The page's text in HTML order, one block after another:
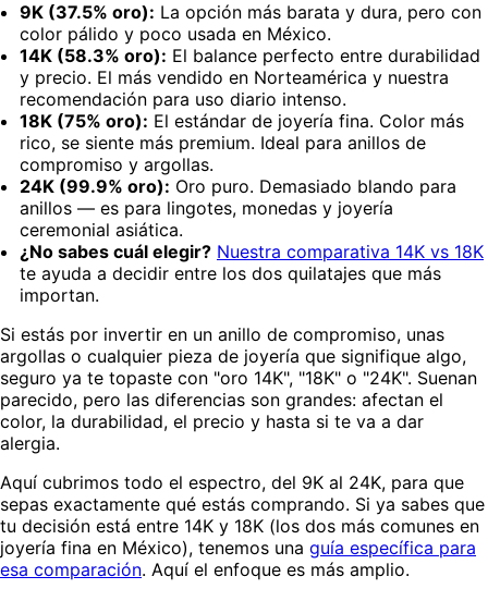
9K (37.5% oro): La opción más barata y dura, pero con
color pálido y poco usada en México.
14K (58.3% oro): El balance perfecto entre durabilidad
y precio. El más vendido en Norteamérica y nuestra
recomendación para uso diario intenso.
18K (75% oro): El estándar de joyería fina. Color más
rico, se siente más premium. Ideal para anillos de
compromiso y argollas.
24K (99.9% oro): Oro puro. Demasiado blando para
anillos — es para lingotes, monedas y joyería
ceremonial asiática.
¿No sabes cuál elegir? Nuestra comparativa 14K vs 18K
te ayuda a decidir entre los dos quilatajes que más
importan.
Si estás por invertir en un anillo de compromiso, unas
argollas o cualquier pieza de joyería que signifique algo,
seguro ya te topaste con "oro 14K", "18K" o "24K". Suenan
parecido, pero las diferencias son grandes: afectan el
color, la durabilidad, el precio y hasta si te va a dar
alergia.
Aquí cubrimos todo el espectro, del 9K al 24K, para que
sepas exactamente qué estás comprando. Si ya sabes que
tu decisión está entre 14K y 18K (los dos más comunes en
joyería fina en México), tenemos una guía específica para
esa comparación. Aquí el enfoque es más amplio.